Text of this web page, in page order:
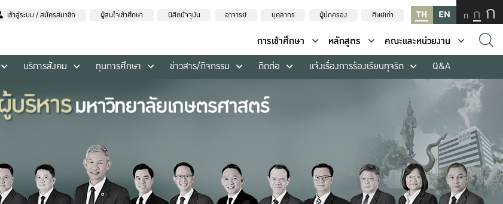
เข้าสู่ระบบ / สมัครสมาชิก ผู้สนใจเข้าศึกษา นิสิตปัจจุบัน อาจารย์ บุคลากร ผู้ปกครอง ศิษย์เก่า TH EN ก ก ก
การเข้าศึกษา หลักสูตร
คณะและหน่วยงาน
บริการสังคม ทุนการศึกษา ข่าวสาร/กิจกรรม ติดต่อ แจ้งเรื่องการร้องเรียนทุจริต Q&A